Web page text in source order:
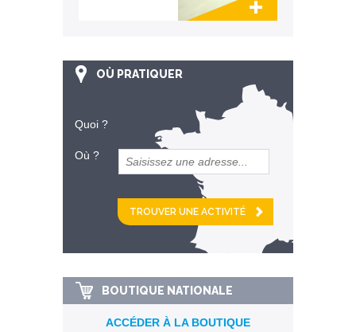
OÙ PRATIQUER
Quoi ?
Où ?
et
km alentour
BOUTIQUE NATIONALE
ACCÉDER À LA BOUTIQUE